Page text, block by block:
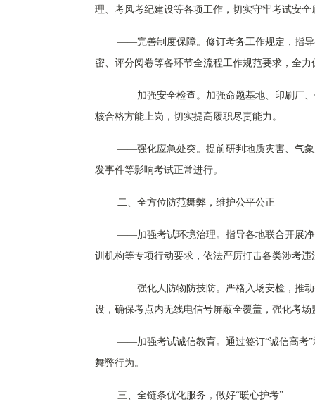
理、考风考纪建设等各项工作，切实守牢考试安全
——完善制度保障。修订考务工作规定，指导
密、评分阅卷等各环节全流程工作规范要求，全
——加强安全检查。加强命题基地、印刷厂、
核合格方能上岗，切实提高履职尽责能力。
——强化应急处突。提前研判地质灾害、气象
发事件等影响考试正常进行。
二、 全方位防范舞弊，维护公平公正
——加强考试环境治理。指导各地联合开展净
训机构等专项行动要求，依法严厉打击各类涉考违
——强化人防物防技防。严格入场安检，推动
设，确保考点内无线电信号屏蔽全覆盖，强化考
——加强考试诚信教育。通过签订“诚信高考”
舞弊行为。
三、全链条优化服务，做好“暖心护考”